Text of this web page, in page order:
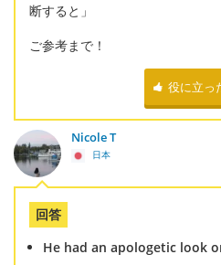
断すると」
ご参考まで！
役に立っ
Nicole T
日本
回答
He had an apologetic look